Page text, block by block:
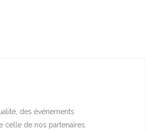
des événements
celle de nos partenaires.